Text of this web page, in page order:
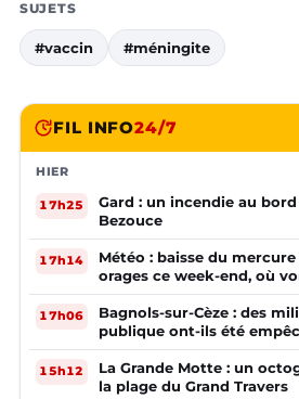
SUJETS
#vaccin #méningite
FIL INFO24/7
HIER
17h25
Gard : un incendie au
Bezouce
17h14
Météo : baisse du
orages ce week-end, où
17h06
Bagnols-sur-Cèze : des
publique ont-ils été
la mairie ?
15h12
La Grande Motte : un
la plage du Grand Travers